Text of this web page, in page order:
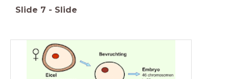
Slide 7 - Slide